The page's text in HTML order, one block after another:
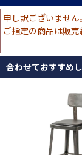
申し訳ございません。
ご指定の商品は販
合わせておすすめ